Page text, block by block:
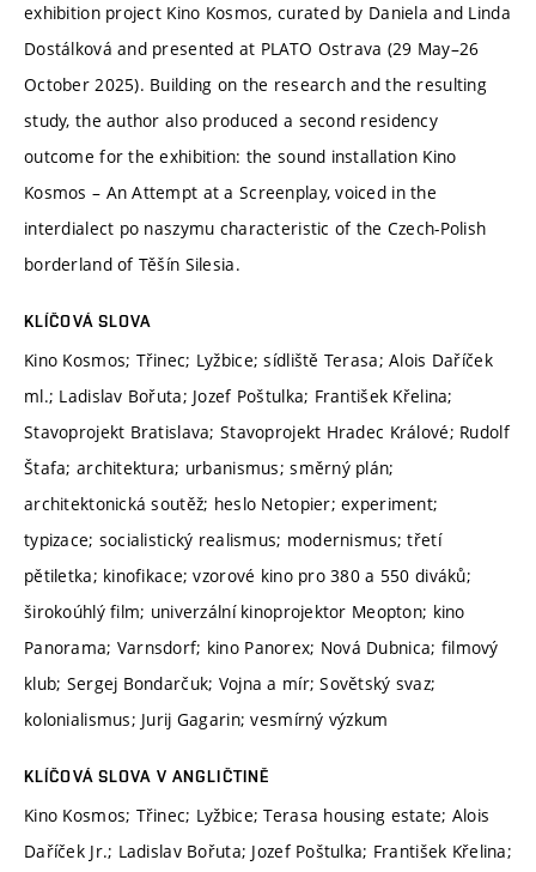
exhibition project Kino Kosmos, curated by Daniela and Linda
Dostálková and presented at PLATO Ostrava (29 May–26
October 2025). Building on the research and the resulting
study, the author also produced a second residency
outcome for the exhibition: the sound installation Kino
Kosmos – An Attempt at a Screenplay, voiced in the
interdialect po naszymu characteristic of the Czech-Polish
borderland of Těšín Silesia.
KLÍČOVÁ SLOVA
Kino Kosmos; Třinec; Lyžbice; sídliště Terasa; Alois Daříček
ml.; Ladislav Bořuta; Jozef Poštulka; František Křelina;
Stavoprojekt Bratislava; Stavoprojekt Hradec Králové; Rudolf
Štafa; architektura; urbanismus; směrný plán;
architektonická soutěž; heslo Netopier; experiment;
typizace; socialistický realismus; modernismus; třetí
pětiletka; kinofikace; vzorové kino pro 380 a 550 diváků;
širokoúhlý film; univerzální kinoprojektor Meopton; kino
Panorama; Varnsdorf; kino Panorex; Nová Dubnica; filmový
klub; Sergej Bondarčuk; Vojna a mír; Sovětský svaz;
kolonialismus; Jurij Gagarin; vesmírný výzkum
KLÍČOVÁ SLOVA V ANGLIČTINĚ
Kino Kosmos; Třinec; Lyžbice; Terasa housing estate; Alois
Daříček Jr.; Ladislav Bořuta; Jozef Poštulka; František Křelina;